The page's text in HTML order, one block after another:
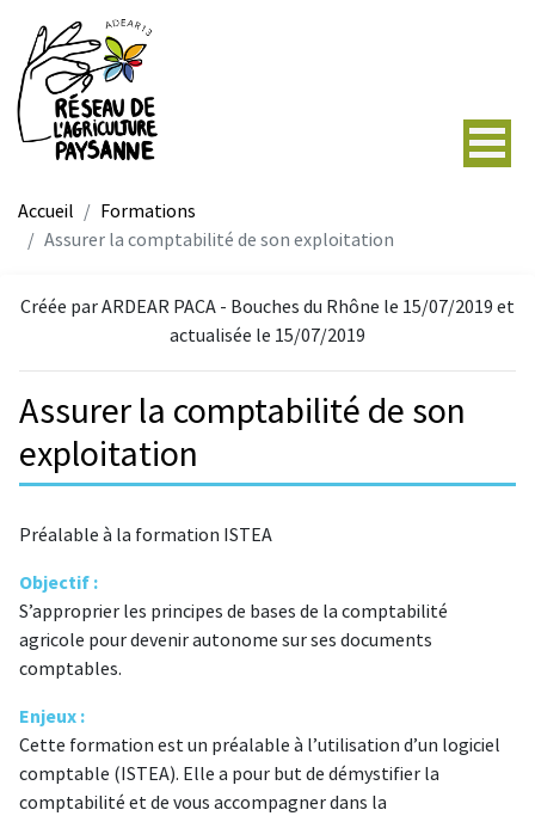
Accueil
Formations
Assurer la comptabilité de son exploitation
Créée par ARDEAR PACA - Bouches du Rhône le 15/07/2019 et
actualisée le 15/07/2019
Assurer la comptabilité de son
exploitation
Préalable à la formation ISTEA
Objectif :
S’approprier les principes de bases de la comptabilité
agricole pour devenir autonome sur ses documents
comptables.
Enjeux :
Cette formation est un préalable à l’utilisation d’un logiciel
comptable (ISTEA). Elle a pour but de démystifier la
comptabilité et de vous accompagner dans la